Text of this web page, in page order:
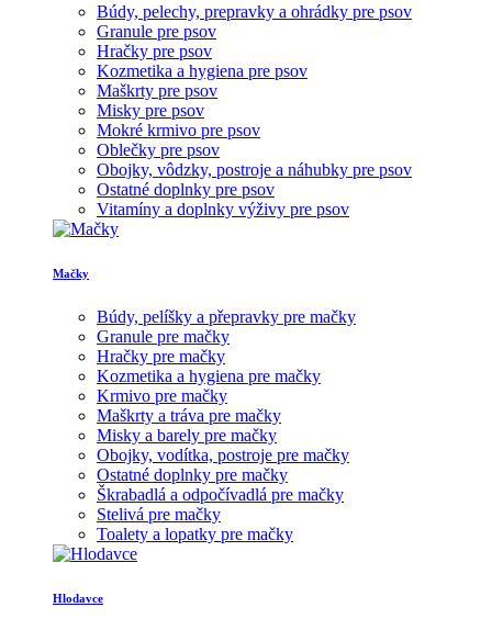
Búdy, pelechy, prepravky a ohrádky pre psov
Granule pre psov
Hračky pre psov
Kozmetika a hygiena pre psov
Maškrty pre psov
Misky pre psov
Mokré krmivo pre psov
Oblečky pre psov
Obojky, vôdzky, postroje a náhubky pre psov
Ostatné doplnky pre psov
Vitamíny a doplnky výživy pre psov
Mačky
Búdy, pelíšky a přepravky pre mačky
Granule pre mačky
Hračky pre mačky
Kozmetika a hygiena pre mačky
Krmivo pre mačky
Maškrty a tráva pre mačky
Misky a barely pre mačky
Obojky, vodítka, postroje pre mačky
Ostatné doplnky pre mačky
Škrabadlá a odpočívadlá pre mačky
Stelivá pre mačky
Toalety a lopatky pre mačky
Hlodavce